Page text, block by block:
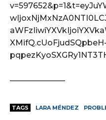
———————
TAGS LARA MÉNDEZ